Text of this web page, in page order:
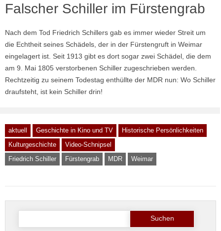
Falscher Schiller im Fürstengrab
Nach dem Tod Friedrich Schillers gab es immer wieder Streit um
die Echtheit seines Schädels, der in der Fürstengruft in Weimar
eingelagert ist. Seit 1913 gibt es dort sogar zwei Schädel, die dem
am 9. Mai 1805 verstorbenen Schiller zugeschrieben werden.
Rechtzeitig zu seinem Todestag enthüllte der MDR nun: Wo Schiller
draufsteht, ist kein Schiller drin!
aktuell Geschichte in Kino und TV
Historische Persönlichkeiten
Kulturgeschichte
Video-Schnipsel
Friedrich Schiller
Fürstengrab MDR Weimar
Suche